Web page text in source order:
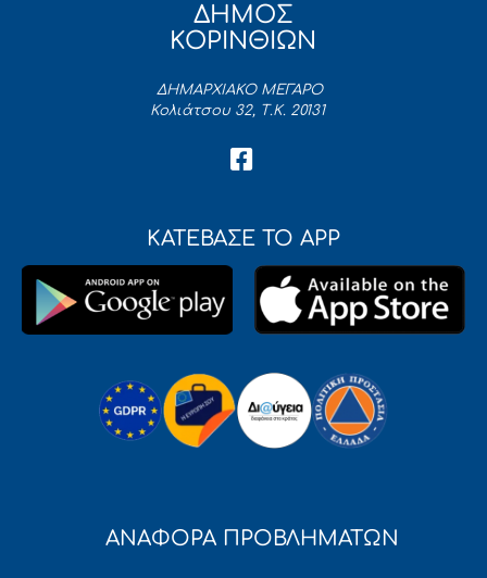
ΔΗΜΟΣ
ΚΟΡΙΝΘΙΩΝ
ΔΗΜΑΡΧΙΑΚΟ ΜΕΓΑΡΟ
Κολιάτσου 32, Τ.Κ. 20131
ΚΑΤΕΒΑΣΕ ΤΟ APP
ΑΝΑΦΟΡΑ ΠΡΟΒΛΗΜΑΤΩΝ